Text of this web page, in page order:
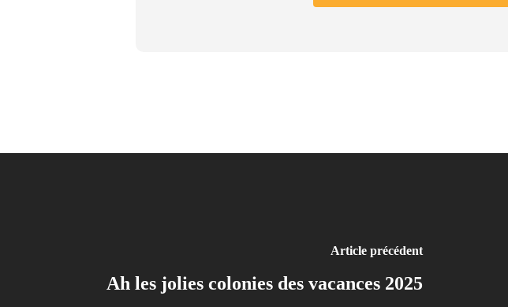
Article précédent
Ah les jolies colonies des vacances 2025